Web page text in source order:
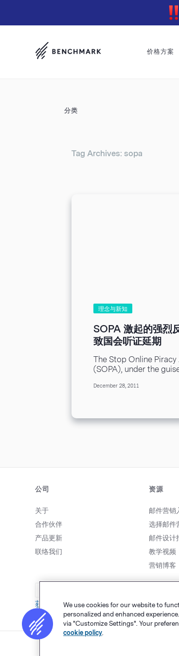
价格方案
分类
Tag Archives: sopa
理念与新知
SOPA 激起的强烈
致国会听证延期
The Stop Online Piracy
(SOPA), under the
curbs against copyright
December 28, 2011
公司
关于
合作伙伴
产品更新
联络我们
获取帮助
资源
邮件营销
选择邮件
邮件设计
教学视频
营销博客
We use cookies for our website to
personalized and enhanced
via "Customize Settings". Your
cookie policy.